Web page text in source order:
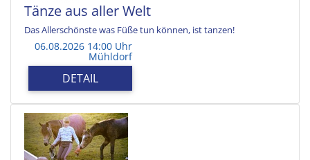
Tänze aus aller Welt
Das Allerschönste was Füße tun können, ist tanzen!
06.08.2026 14:00 Uhr
Mühldorf
DETAIL